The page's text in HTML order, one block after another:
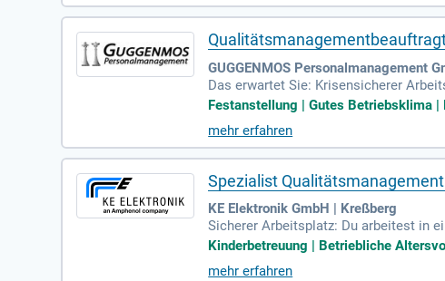
GUGGENMOS Personalmanagement
Das erwartet Sie: Krisensicherer
chen Hierarchien; viel
Festanstellung | Gutes Betriebsklima
mehr erfahren
Spezialist
KE Elektronik GmbH | Kreßberg
Sicherer Arbeitsplatz: Du arbeitest in
Kinderbetreuung | Betriebliche
mehr erfahren